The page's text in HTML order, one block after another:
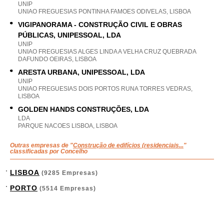
UNIP
UNIAO FREGUESIAS PONTINHA FAMOES ODIVELAS, LISBOA
VIGIPANORAMA - CONSTRUÇÃO CIVIL E OBRAS
PÚBLICAS, UNIPESSOAL, LDA
UNIP
UNIAO FREGUESIAS ALGES LINDA A VELHA CRUZ QUEBRADA
DAFUNDO OEIRAS, LISBOA
ARESTA URBANA, UNIPESSOAL, LDA
UNIP
UNIAO FREGUESIAS DOIS PORTOS RUNA TORRES VEDRAS,
LISBOA
GOLDEN HANDS CONSTRUÇÕES, LDA
LDA
PARQUE NACOES LISBOA, LISBOA
Outras empresas de "Construção de edifícios (residenciais..."
classificadas por Concelho
LISBOA (9285 Empresas)
PORTO (5514 Empresas)